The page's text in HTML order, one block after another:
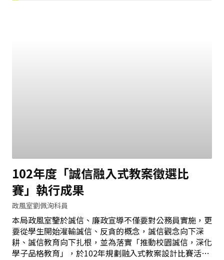
102年度「誠信融入式教案徵選比
賽」執行成果
政風室劉佩洵科員
本局政風室鑒於誠信、廉政宣導不僅要對公務員實施，更
要從學生開始灌輸誠信、反貪的概念，誠信觀念向下深
耕、誠信教育向下扎根，並為落實「推動校園誠信，深化
學子品格教育」，於102年規劃融入式教案設計比賽活